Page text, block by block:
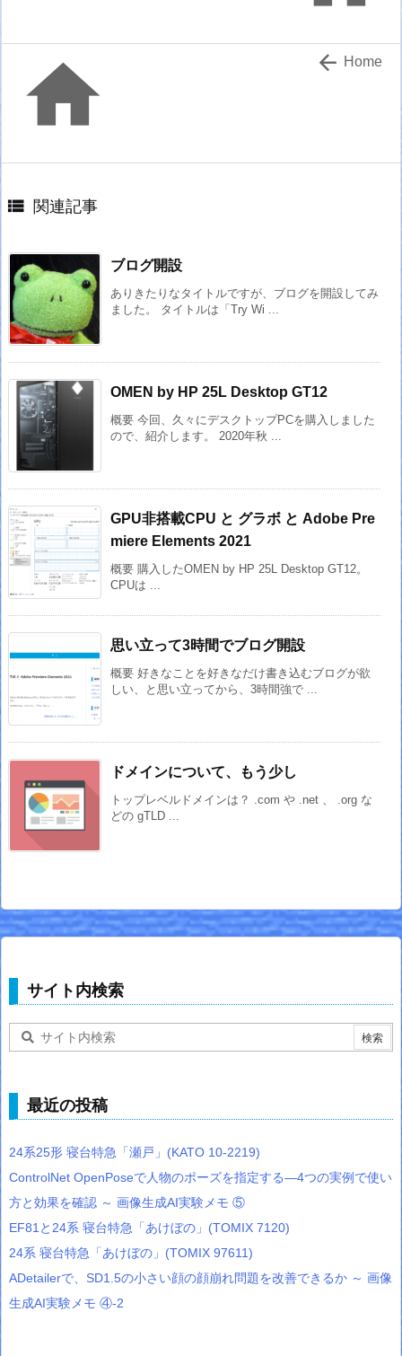
  Home
 関連記事
ブログ開設
ありきたりなタイトルですが、ブログを開設してみ
ました。 タイトルは「Try Wi ...
OMEN by HP 25L Desktop GT12
概要 今回、久々にデスクトップPCを購入しました
ので、紹介します。 2020年秋 ...
GPU非搭載CPU と グラボ と Adobe Pre
miere Elements 2021
概要 購入したOMEN by HP 25L Desktop GT12。
CPUは ...
思い立って3時間でブログ開設
概要 好きなことを好きなだけ書き込むブログが欲
しい、と思い立ってから、3時間強で ...
ドメインについて、もう少し
トップレベルドメインは？ .com や .net 、 .org な
どの gTLD ...
サイト内検索
最近の投稿
24系25形 寝台特急「瀬戸」(KATO 10-2219)
ControlNet OpenPoseで人物のポーズを指定する―4つの実例で使い
方と効果を確認 ～ 画像生成AI実験メモ ⑤
EF81と24系 寝台特急「あけぼの」(TOMIX 7120)
24系 寝台特急「あけぼの」(TOMIX 97611)
ADetailerで、SD1.5の小さい顔の顔崩れ問題を改善できるか ～ 画像
生成AI実験メモ ④-2